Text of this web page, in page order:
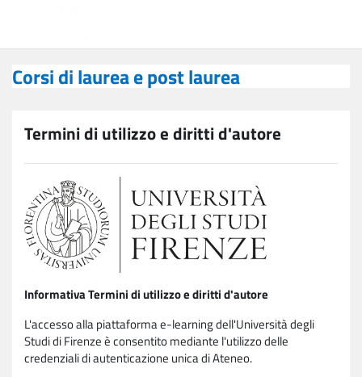
Corsi di laurea e post laurea
Termini di utilizzo e diritti d'autore
Informativa Termini di utilizzo e diritti d'autore
L'accesso alla piattaforma e-learning dell'Università degli
Studi di Firenze è consentito mediante l'utilizzo delle
credenziali di autenticazione unica di Ateneo.